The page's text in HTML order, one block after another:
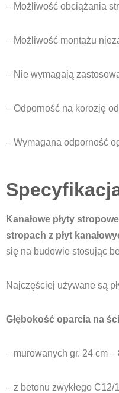
– Możliwość obciążania
– Możliwość montażu
– Nie wymagają
– Odporność na korozję
– Wymagana odporność
Kanałowe płyty stropowe
stropach z płyt
się na budowie stosując
Najczęściej używane są
Głębokość oparcia na
– murowanych gr. 24 cm –
– z betonu zwykłego C12/